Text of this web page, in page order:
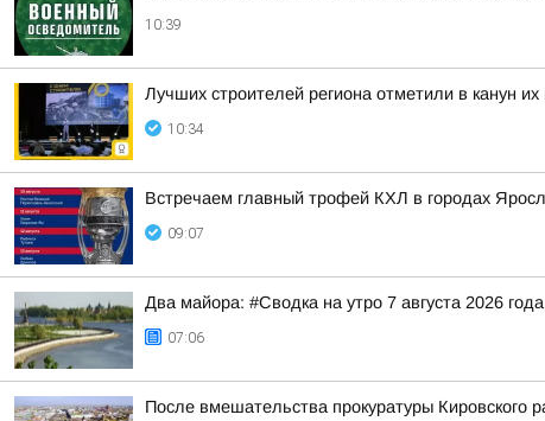
10:39
Лучших строителей региона отметили в канун
10:34
Встречаем главный трофей КХЛ в городах
09:07
Два майора: #Сводка на утро 7 августа 2026 года
07:06
После вмешательства прокуратуры Кировского